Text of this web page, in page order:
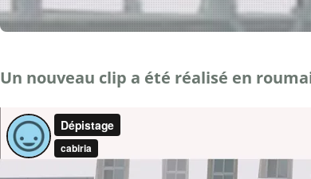
Un nouveau clip a été réalisé en